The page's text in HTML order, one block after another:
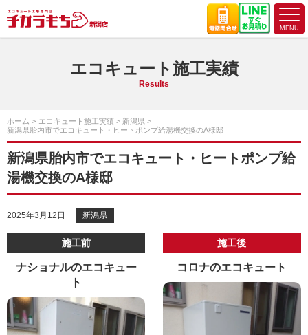
エコキュート施工実績
Results
ホーム エコキュート施工実績
新潟県
新潟県胎内市でエコキュート・ヒートポンプ給湯機交換のA様邸
新潟県胎内市でエコキュート・ヒートポンプ給
湯機交換のA様邸
2025年3月12日 新潟県
施工前
ナショナルのエコキュー
ト
施工後
コロナのエコキュート